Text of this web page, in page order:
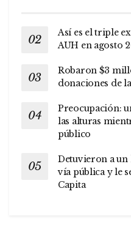
Así es el triple
AUH en agosto
Robaron $3
donaciones de
Preocupación:
las alturas
público
Detuvieron a
vía pública y le
Capita